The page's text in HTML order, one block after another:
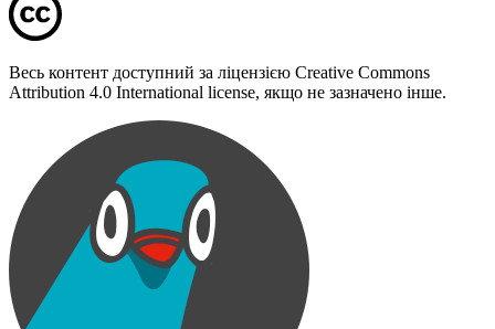
Весь контент доступний за ліцензією Creative Commons
Attribution 4.0 International license, якщо не зазначено інше.